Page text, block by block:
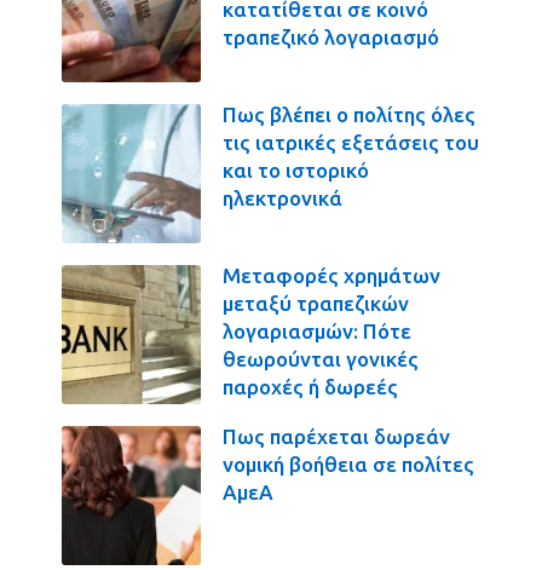
κατατίθεται σε κοινό
τραπεζικό λογαριασμό
Πως βλέπει ο πολίτης όλες
τις ιατρικές εξετάσεις του
και το ιστορικό
ηλεκτρονικά
Μεταφορές χρημάτων
μεταξύ τραπεζικών
λογαριασμών: Πότε
θεωρούνται γονικές
παροχές ή δωρεές
Πως παρέχεται δωρεάν
νομική βοήθεια σε πολίτες
ΑμεΑ